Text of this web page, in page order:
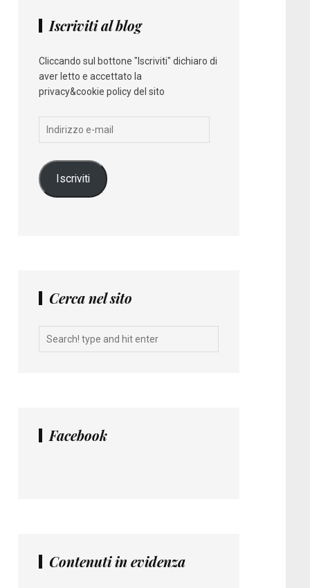
Iscriviti al blog
Cliccando sul bottone "Iscriviti" dichiaro di
aver letto e accettato la
privacy&cookie policy del sito
Indirizzo
Iscriviti
Cerca nel sito
Facebook
Contenuti in evidenza